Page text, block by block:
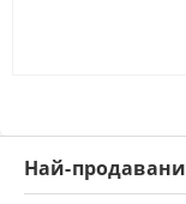
Най-продавани